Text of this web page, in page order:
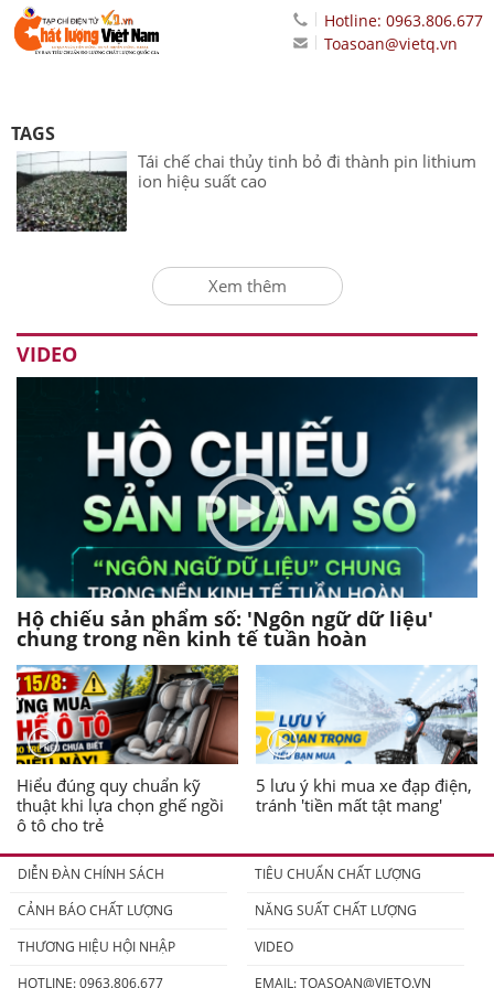
Hotline: 0963.806.677
Toasoan@vietq.vn
TAGS
Tái chế chai thủy tinh bỏ đi thành pin lithium
ion hiệu suất cao
Xem thêm
VIDEO
Hộ chiếu sản phẩm số: 'Ngôn ngữ dữ liệu'
chung trong nền kinh tế tuần hoàn
Hiểu đúng quy chuẩn kỹ
thuật khi lựa chọn ghế ngồi
ô tô cho trẻ
5 lưu ý khi mua xe đạp điện,
tránh 'tiền mất tật mang'
DIỄN ĐÀN CHÍNH SÁCH
TIÊU CHUẨN CHẤT LƯỢNG
CẢNH BÁO CHẤT LƯỢNG
NĂNG SUẤT CHẤT LƯỢNG
THƯƠNG HIỆU HỘI NHẬP
VIDEO
HOTLINE: 0963.806.677
EMAIL:TOASOAN@VIETQ.VN